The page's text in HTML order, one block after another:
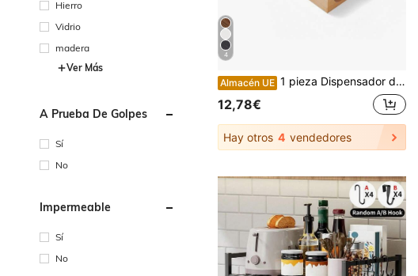
Hierro
Vidrio
madera
Ver Más
A Prueba De Golpes
Sí
No
Impermeable
Sí
No
4
Almacén UE 1 pieza Dispensador de plástico de bambú natural, Caja de almacenamiento 3 en 1 para papel de aluminio y papel de alimentos, Tamaño 33*21*7cm Organizador de cajón de cocina
12,78€
Hay otros 4 vendedores